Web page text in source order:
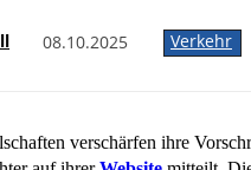
08.10.2025 Verkehr
verschärfen ihre